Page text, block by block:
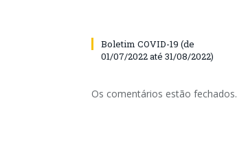
Boletim COVID-19 (de
01/07/2022 até 31/08/2022)
Os comentários estão fechados.